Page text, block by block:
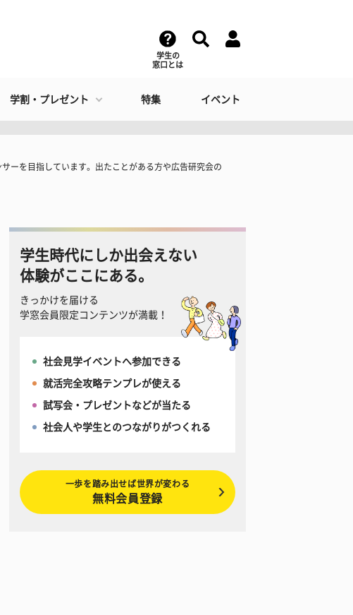
学生の
窓口とは
学割・プレゼント 特集 イベント
ーを目指しています。出たことがある方や広告研究会の
学生時代にしか出会えない
体験がここにある。
きっかけを届ける
学窓会員限定コンテンツが満載！
社会見学イベントへ参加できる
就活完全攻略テンプレが使える
試写会・プレゼントなどが当たる
社会人や学生とのつながりがつくれる
一歩を踏み出せば世界が変わる
無料会員登録